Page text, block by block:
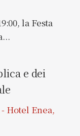
la Festa
e dei
- Hotel Enea,